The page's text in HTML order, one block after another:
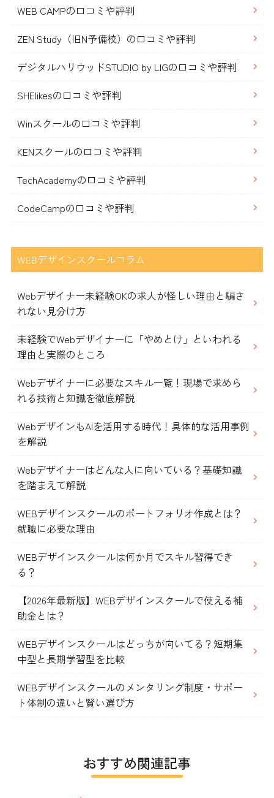
WEB CAMPの口コミや評判
ZEN Study（旧N予備校）の口コミや評判
デジタルハリウッドSTUDIO by LIGの口コミや評判
SHElikesの口コミや評判
Winスクールの口コミや評判
KENスクールの口コミや評判
TechAcademyの口コミや評判
CodeCampの口コミや評判
WEBデザインスクールコラム
Webデザイナー未経験OKの求人が怪しい理由と騙さ
れない見分け方
未経験でWebデザイナーに「やめとけ」といわれる
理由と実際のところ
Webデザイナーに必要なスキル一覧！現場で求めら
れる技術と知識を徹底解説
WebデザインもAIを活用する時代！具体的な活用事例
を解説
Webデザイナーはどんな人に向いている？基礎知識
を踏まえて解説
WEBデザインスクールのポートフォリオ作成とは？
就職に必要な理由
WEBデザインスクールは何か月でスキル習得でき
る？
【2026年最新版】WEBデザインスクールで使える補
助金とは？
WEBデザインスクールはどっちが向いてる？短期集
中型と長期学習型を比較
WEBデザインスクールのメンタリング制度・サポー
ト体制の違いと賢い選び方
おすすめ関連記事